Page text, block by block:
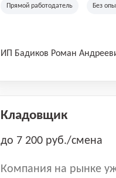
Прямой работодатель Без
ИП Бадиков Роман
Кладовщик
до 7 200 руб./смена
Компания на рынке